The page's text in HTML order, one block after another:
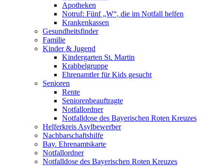
Apotheken
Notruf: Fünf „W“, die im Notfall helfen
Krankenkassen
Gesundheitsfinder
Familie
Kinder & Jugend
Kindergarten St. Martin
Krabbelgruppe
Ehrenamtler für Kids gesucht
Senioren
Rente
Seniorenbeauftragte
Notfallordner
Notfalldose des Bayerischen Roten Kreuzes
Helferkreis Asylbewerber
Nachbarschaftshilfe
Bay. Ehrenamtskarte
Notfallordner
Notfalldose des Bayerischen Roten Kreuzes